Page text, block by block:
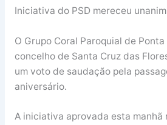
Iniciativa do PSD mereceu
O Grupo Coral Paroquial de
concelho de Santa Cruz das
um voto de saudação pela
aniversário.
A iniciativa aprovada esta manhã